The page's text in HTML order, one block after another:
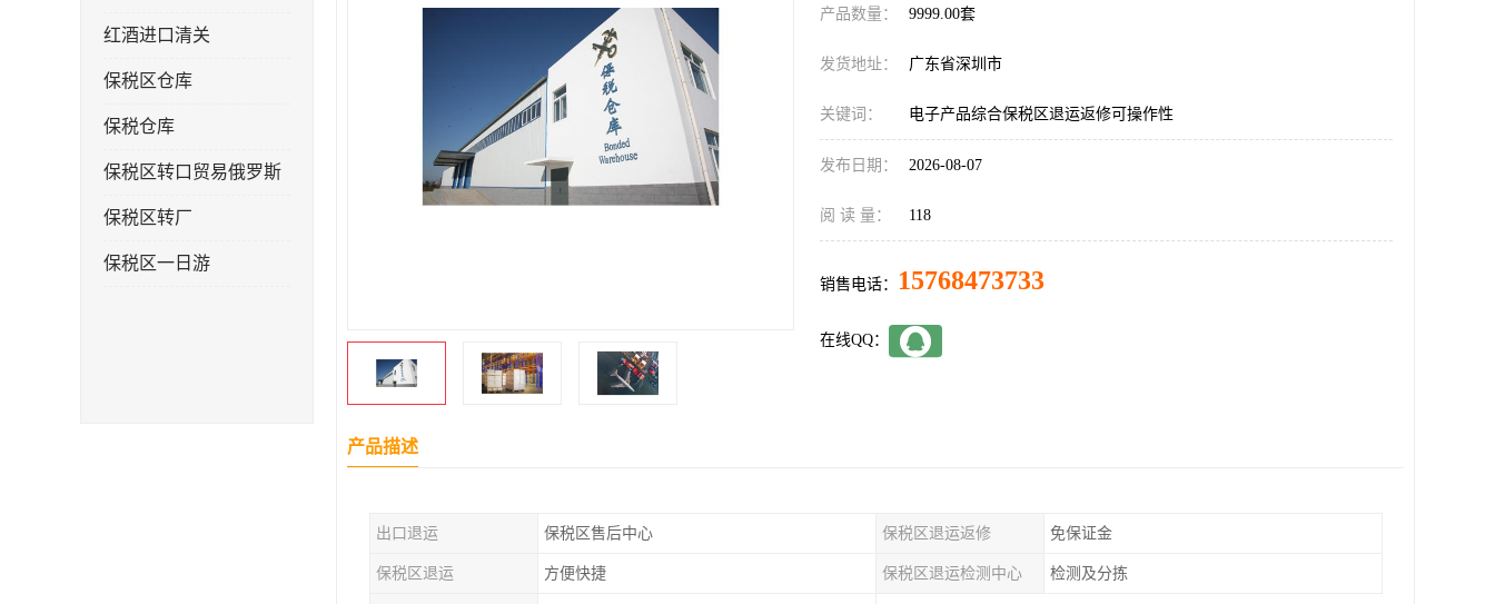
红酒进口清关
保税区仓库
保税仓库
保税区转口贸易俄罗斯
保税区转厂
保税区一日游
产品数量： 9999.00套
发货地址： 广东省深圳市
关键词： 电子产品综合保税区退运返修可操作性
发布日期： 2026-08-07
阅 读 量： 118
销售电话： 15768473733
在线QQ：
产品描述
出口退运 保税区售后中心 保税区退运返修 免保证金
保税区退运 方便快捷 保税区退运检测中心 检测及分拣